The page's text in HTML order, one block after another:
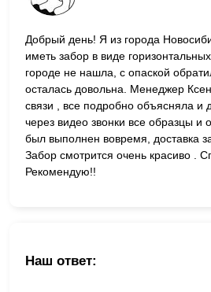
Добрый день! Я из города
иметь забор в виде
городе не нашла, с опаской
осталась довольна. Менеджер
связи , все подробно объясняла и
через видео звонки все образцы и
был выполнен вовремя, доставка
Забор смотрится очень красиво .
Рекомендую!!
Наш ответ: